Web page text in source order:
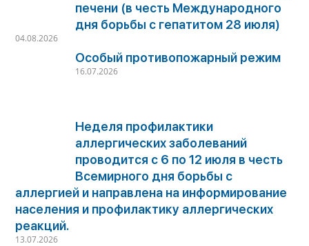
печени (в честь Международного
дня борьбы с гепатитом 28 июля)
04.08.2026
Особый противопожарный режим
16.07.2026
Неделя профилактики
аллергических заболеваний
проводится с 6 по 12 июля в честь
Всемирного дня борьбы с
аллергией и направлена на информирование
населения и профилактику аллергических
реакций.
13.07.2026